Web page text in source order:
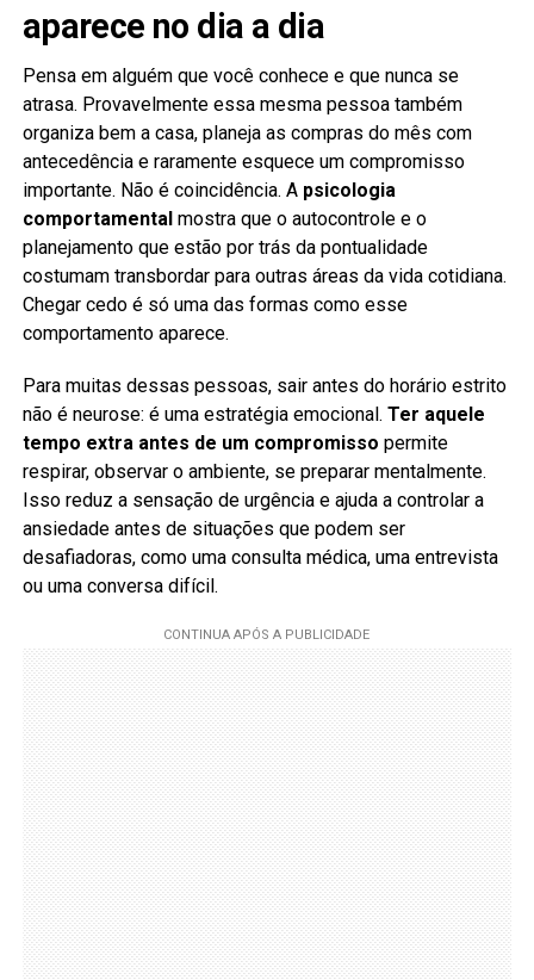
aparece no dia a dia
Pensa em alguém que você conhece e que nunca se
atrasa. Provavelmente essa mesma pessoa também
organiza bem a casa, planeja as compras do mês com
antecedência e raramente esquece um compromisso
importante. Não é coincidência. A psicologia
comportamentalmostra que o autocontrole e o
planejamento que estão por trás da pontualidade
costumam transbordar para outras áreas da vida cotidiana.
Chegar cedo é só uma das formas como esse
comportamento aparece.
Para muitas dessas pessoas, sair antes do horário estrito
não é neurose: é uma estratégia emocional. Ter aquele
tempo extra antes de um compromisso permite
respirar, observar o ambiente, se preparar mentalmente.
Isso reduz a sensação de urgência e ajuda a controlar a
ansiedade antes de situações que podem ser
desafiadoras, como uma consulta médica, uma entrevista
ou uma conversa difícil.